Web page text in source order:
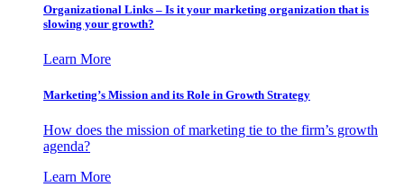
Organizational Links – Is it your marketing organization that is
slowing your growth?
Learn More
Marketing’s Mission and its Role in Growth Strategy
How does the mission of marketing tie to the firm’s growth
agenda?
Learn More